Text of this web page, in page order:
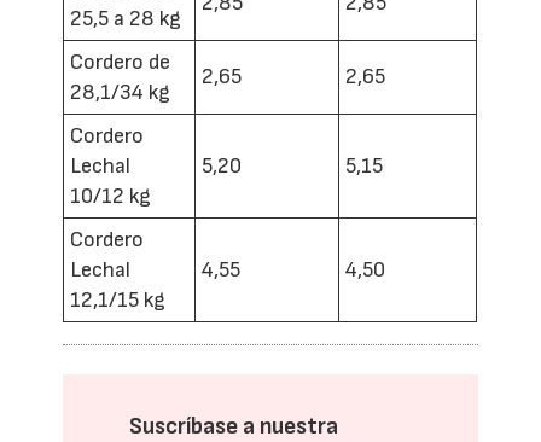
25,5 a 28 kg
Cordero de
28,1/34 kg
2,65 2,65
Cordero
Lechal
10/12 kg
5,20 5,15
Cordero
Lechal
12,1/15 kg
4,55 4,50
Suscríbase a nuestra